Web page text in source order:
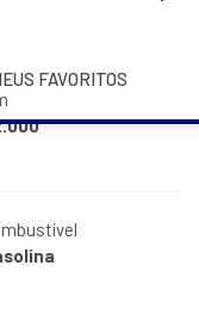
FAVORITOS